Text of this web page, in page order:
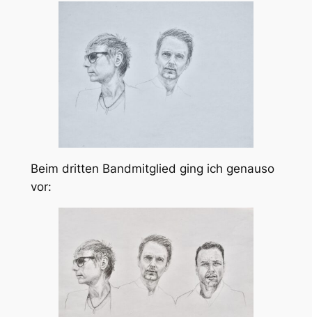
Beim dritten Bandmitglied ging ich genauso
vor: